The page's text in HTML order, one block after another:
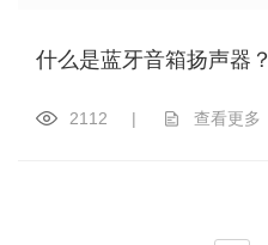
什么是蓝牙音箱扬声器？
2112 | 查看更多